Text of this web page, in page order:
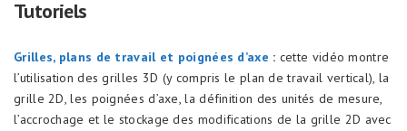
Tutoriels
Grilles, plans de travail et poignées d’axe : cette vidéo montre
l’utilisation des grilles 3D (y compris le plan de travail vertical), la
grille 2D, les poignées d’axe, la définition des unités de mesure,
l’accrochage et le stockage des modifications de la grille 2D avec